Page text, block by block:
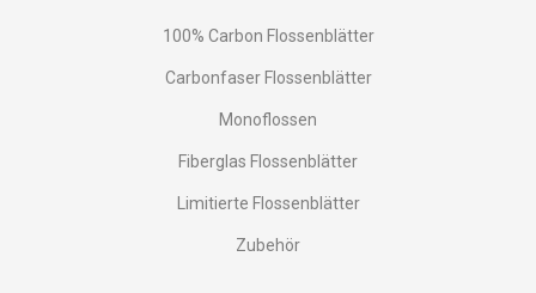
100% Carbon Flossenblätter
Carbonfaser Flossenblätter
Monoflossen
Fiberglas Flossenblätter
Limitierte Flossenblätter
Zubehör